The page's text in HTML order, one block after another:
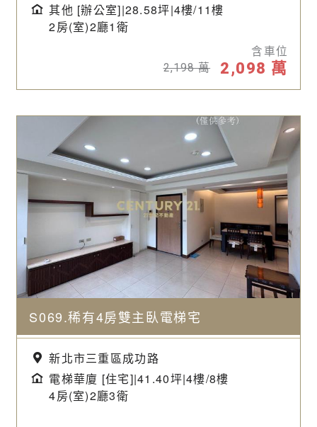
其他 [辦公室]|28.58坪|4樓/11樓
2房(室)2廳1衛
含車位
2,198萬 2,098 萬
S069.稀有4房雙主臥電梯宅
新北市三重區成功路
電梯華廈 [住宅]|41.40坪|4樓/8樓
4房(室)2廳3衛